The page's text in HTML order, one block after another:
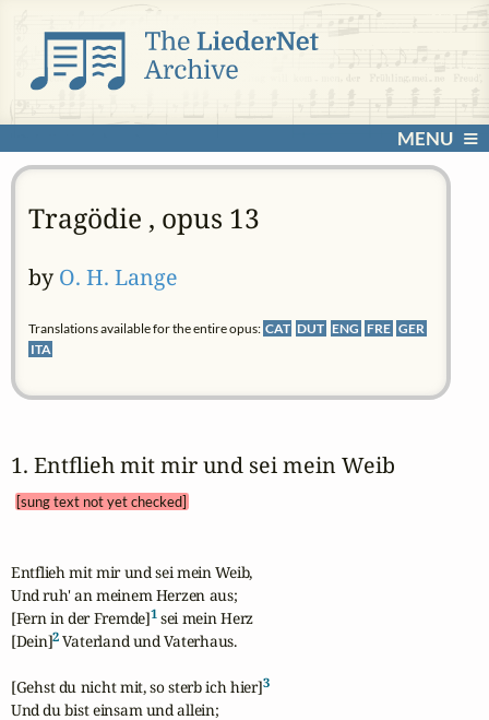
MENU
Tragödie , opus 13
by O. H. Lange
Translations available for the entire opus: CAT DUT ENG FRE GER
ITA
1. Entflieh mit mir und sei mein Weib
[sung text not yet checked]
Entflieh mit mir und sei mein Weib,
Und ruh' an meinem Herzen aus;
[Fern in der Fremde]1 sei mein Herz
[Dein]2 Vaterland und Vaterhaus.
[Gehst du nicht mit, so sterb ich hier]3
Und du bist einsam und allein;